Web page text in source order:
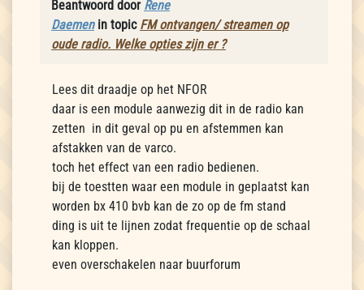
Beantwoord door Rene
Daemenin topic FM ontvangen/ streamen op
oude radio. Welke opties zijn er ?
Lees dit draadje op het NFOR
daar is een module aanwezig dit in de radio kan
zetten in dit geval op pu en afstemmen kan
afstakken van de varco.
toch het effect van een radio bedienen.
bij de toestten waar een module in geplaatst kan
worden bx 410 bvb kan de zo op de fm stand
ding is uit te lijnen zodat frequentie op de schaal
kan kloppen.
even overschakelen naar buurforum